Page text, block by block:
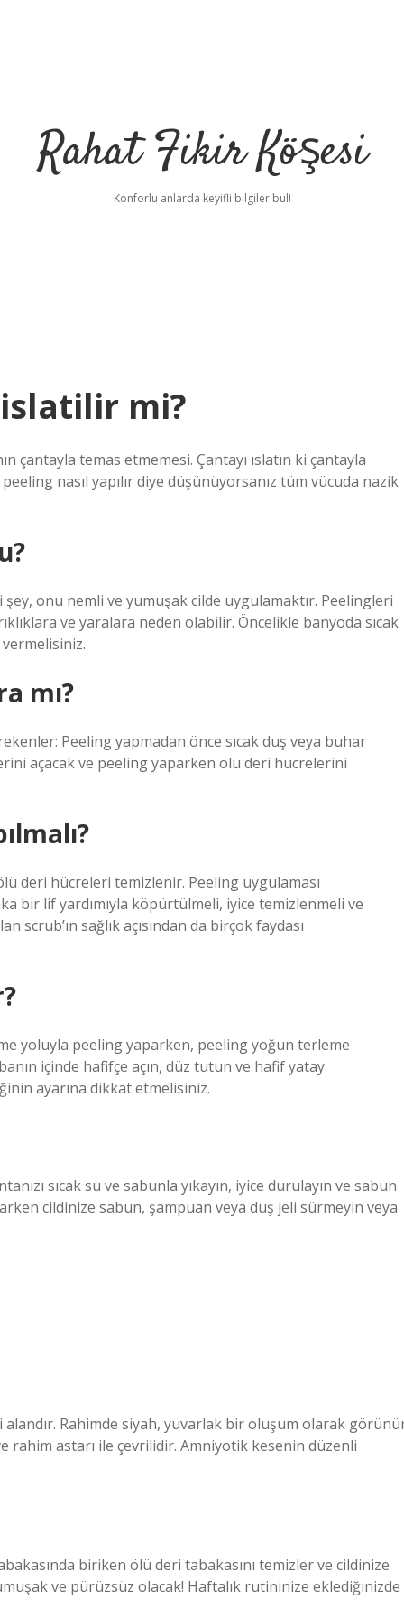
Rahat Fikir Köşesi
Konforlu anlarda keyifli bilgiler bul!
mi?
temas etmemesi. Çantayı ıslatın ki çantayla
nasıl yapılır diye düşünüyorsanız tüm vücuda nazik
onu nemli ve yumuşak cilde uygulamaktır. Peelingleri
ve yaralara neden olabilir. Öncelikle banyoda sıcak
mı?
Peeling yapmadan önce sıcak duş veya buhar
açacak ve peeling yaparken ölü deri hücrelerini
deri hücreleri temizlenir. Peeling uygulaması
bir lif yardımıyla köpürtülmeli, iyice temizlenmeli ve
scrub’ın sağlık açısından da birçok faydası
yoluyla peeling yaparken, peeling yoğun terleme
içinde hafifçe açın, düz tutun ve hafif yatay
ayarına dikkat etmelisiniz.
sıcak su ve sabunla yıkayın, iyice durulayın ve sabun
cildinize sabun, şampuan veya duş jeli sürmeyin veya
Rahimde siyah, yuvarlak bir oluşum olarak
rahim astarı ile çevrilidir. Amniyotik kesenin düzenli
biriken ölü deri tabakasını temizler ve cildinize
ve pürüzsüz olacak! Haftalık rutininize eklediğinizde